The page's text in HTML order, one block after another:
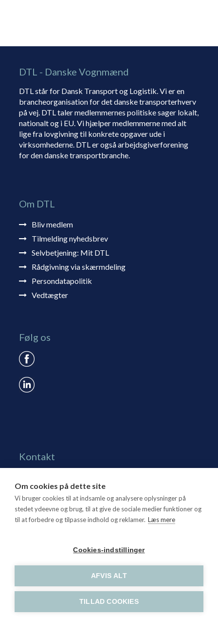
DTL - Danske Vognmænd
DTL står for Dansk Transport og Logistik. Vi er en
brancheorganisation for det danske transporterhverv
på vej. DTL taler medlemmernes politiske sager lokalt,
nationalt og i EU. Vi hjælper medlemmerne med alt
lige fra lovgivning til konkrete opgaver ude i
virksomhederne. DTL er også arbejdsgiverforening
for den danske transportbranche.
Om DTL
Bliv medlem
Tilmelding nyhedsbrev
Selvbetjening: Mit DTL
Rådgivning via skærmdeling
Persondatapolitik
Vedtægter
Følg os
Kontakt
1270 Kbh. K
Tlf. 70 15 95 00
dtl@dtl.eu
Om cookies på dette site
Vi bruger cookies til at indsamle og analysere oplysninger på
stedet ydeevne og brug, til at give de sociale medier funktioner og
til at forbedre og tilpasse indhold og reklamer. Læs mere
Cookies-indstillinger
AFVIS ALT
TILLAD COOKIES